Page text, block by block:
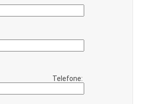
Telefone: